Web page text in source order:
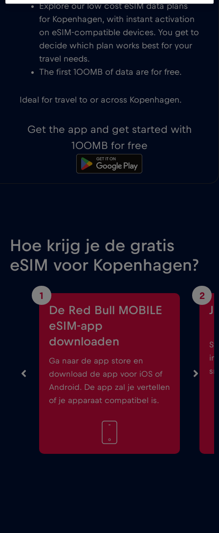
Explore our low cost eSIM data plans
for Kopenhagen, with instant activation
on eSIM-compatible devices. You get to
decide which plan works best for your
travel needs.
The first 100MB of data are for free.
Ideal for travel to or across Kopenhagen.
Get the app and get started with
100MB for free
Hoe krijg je de gratis
eSIM voor Kopenhagen?
1
De Red Bull MOBILE
eSIM-app
downloaden
Ga naar de app store en
download de app voor iOS of
Android. De app zal je vertellen
of je apparaat compatibel is.
2